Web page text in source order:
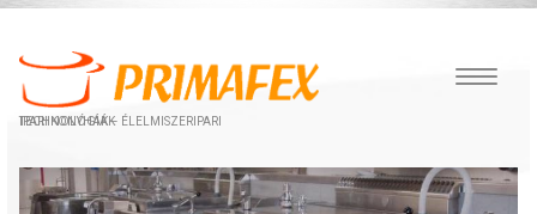
IPARI KONYHÁK – ÉLELMISZERIPARI TECHNOLÓGIÁK